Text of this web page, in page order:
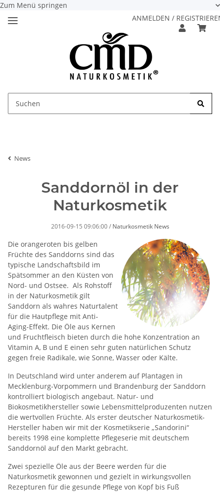
Zum Menü springen
ANMELDEN /
News
Sanddornöl in der
Naturkosmetik
2016-09-15 09:06:00 / Naturkosmetik News
Die orangeroten bis gelben
Früchte des Sanddorns sind das
typische Landschaftsbild im
Spätsommer an den Küsten von
Nord- und Ostsee. Als Rohstoff
in der Naturkosmetik gilt
Sanddorn als wahres Naturtalent
für die Hautpflege mit Anti-
Aging-Effekt. Die Öle aus Kernen
und Fruchtfleisch bieten durch die hohe Konzentration an
Vitamin A, B und E einen sehr guten natürlichen Schutz
gegen freie Radikale, wie Sonne, Wasser oder Kälte.
In Deutschland wird unter anderem auf Plantagen in
Mecklenburg-Vorpommern und Brandenburg der Sanddorn
kontrolliert biologisch angebaut. Natur- und
Biokosmetikhersteller sowie Lebensmittelproduzenten nutzen
die wertvollen Früchte. Als erster deutscher Naturkosmetik-
Hersteller haben wir mit der Kosmetikserie „Sandorini“
bereits 1998 eine komplette Pflegeserie mit deutschem
Sanddornöl auf den Markt gebracht.
Zwei spezielle Öle aus der Beere werden für die
Naturkosmetik gewonnen und gezielt in wirkungsvollen
Rezepturen für die gesunde Pflege von Kopf bis Fuß